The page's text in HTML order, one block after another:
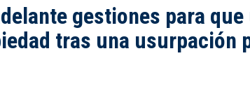
gestiones para que
tras una usurpación